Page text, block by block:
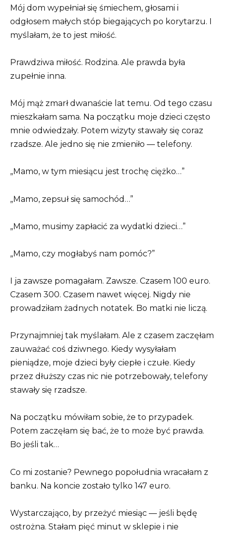
Mój dom wypełniał się śmiechem, głosami i
odgłosem małych stóp biegających po korytarzu. I
myślałam, że to jest miłość.
Prawdziwa miłość. Rodzina. Ale prawda była
zupełnie inna.
Mój mąż zmarł dwanaście lat temu. Od tego czasu
mieszkałam sama. Na początku moje dzieci często
mnie odwiedzały. Potem wizyty stawały się coraz
rzadsze. Ale jedno się nie zmieniło — telefony.
„Mamo, w tym miesiącu jest trochę ciężko…”
„Mamo, zepsuł się samochód…”
„Mamo, musimy zapłacić za wydatki dzieci…”
„Mamo, czy mogłabyś nam pomóc?”
I ja zawsze pomagałam. Zawsze. Czasem 100 euro.
Czasem 300. Czasem nawet więcej. Nigdy nie
prowadziłam żadnych notatek. Bo matki nie liczą.
Przynajmniej tak myślałam. Ale z czasem zaczęłam
zauważać coś dziwnego. Kiedy wysyłałam
pieniądze, moje dzieci były ciepłe i czułe. Kiedy
przez dłuższy czas nic nie potrzebowały, telefony
stawały się rzadsze.
Na początku mówiłam sobie, że to przypadek.
Potem zaczęłam się bać, że to może być prawda.
Bo jeśli tak…
Co mi zostanie? Pewnego popołudnia wracałam z
banku. Na koncie zostało tylko 147 euro.
Wystarczająco, by przeżyć miesiąc — jeśli będę
ostrożna. Stałam pięć minut w sklepie i nie